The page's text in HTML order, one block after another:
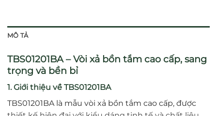
MÔ TẢ
TBS01201BA – Vòi xả bồn tắm cao cấp, sang
trọng và bền bỉ
1. Giới thiệu về TBS01201BA
TBS01201BA là mẫu vòi xả bồn tắm cao cấp, được